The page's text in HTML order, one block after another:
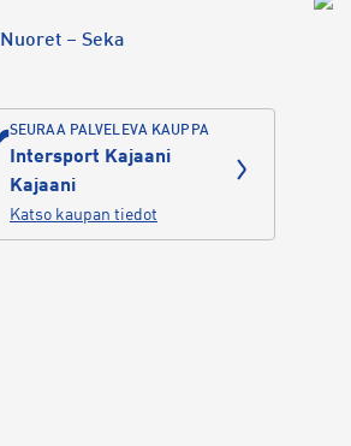
Nuoret – Seka
SEURAA PALVELEVA KAUPPA
Intersport Kajaani
Kajaani
Katso kaupan tiedot